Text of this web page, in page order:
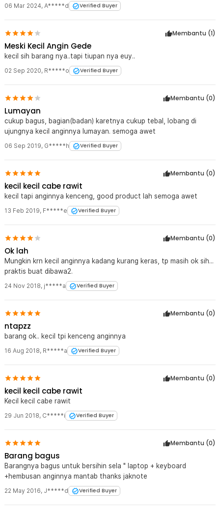
1 x Semprotan Debu Dust Blower Plastic Tip for Keyboard Lens
Camera Watch - 1154
06 Mar 2024, A*****d Verified Buyer
Membantu (1)
Meski Kecil Angin Gede
kecil sih barang nya..tapi tiupan nya euy..
02 Sep 2020, R*****o Verified Buyer
Membantu (0)
Lumayan
cukup bagus, bagian(badan) karetnya cukup tebal, lobang di
ujungnya kecil anginnya lumayan. semoga awet
06 Sep 2019, G*****h Verified Buyer
Membantu (0)
kecil kecil cabe rawit
kecil tapi anginnya kenceng, good product lah semoga awet
13 Feb 2019, F*****e Verified Buyer
Membantu (0)
Ok lah
Mungkin krn kecil anginnya kadang kurang keras, tp masih ok sih...
praktis buat dibawa2.
24 Nov 2018, j*****a Verified Buyer
Membantu (0)
ntapzz
barang ok.. kecil tpi kenceng anginnya
16 Aug 2018, R*****a Verified Buyer
Membantu (0)
kecil kecil cabe rawit
Kecil kecil cabe rawit
29 Jun 2018, C*****i Verified Buyer
Membantu (0)
Barang bagus
Barangnya bagus untuk bersihin sela " laptop + keyboard
+hembusan anginnya mantab thanks jaknote
22 May 2016, J*****d Verified Buyer